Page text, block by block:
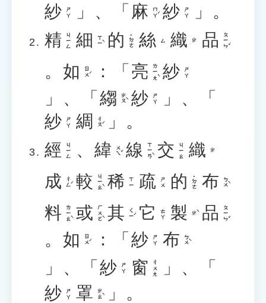
紗 ㄕㄚ 」、「 麻 ㄇㄚˊ 紗 ㄕㄚ
」。
精 ㄐㄧㄥ 細 ㄒㄧˋ 的 ˙ㄉㄜ 絲 ㄙ 織 ㄓ 品 ㄆㄧㄣˇ
。 如 ㄖㄨˊ ：「 亮 ㄌㄧㄤˋ 紗 ㄕㄚ
」、「 縐 ㄓㄡˋ 紗 ㄕㄚ
」、「
紗 ㄕㄚ 綢 ㄔㄡˊ
」。
經 ㄐㄧㄥ 、 緯 ㄨㄟˇ 線 ㄒㄧㄢˋ 交 ㄐㄧㄠ 織 ㄓ
成 ㄔㄥˊ 較 ㄐㄧㄠˋ 稀 ㄒㄧ 疏 ㄕㄨ 的 ˙ㄉㄜ 布 ㄅㄨˋ
料 ㄌㄧㄠˋ 或 ㄏㄨㄛˋ 其 ㄑㄧˊ 它 ㄊㄚ 製 ㄓˋ 品 ㄆㄧㄣˇ
。 如 ㄖㄨˊ ：「 紗 ㄕㄚ 布 ㄅㄨˋ
」、「 紗 ㄕㄚ 窗 ㄔㄨㄤ
」、「
紗 ㄕㄚ 罩 ㄓㄠˋ 」。